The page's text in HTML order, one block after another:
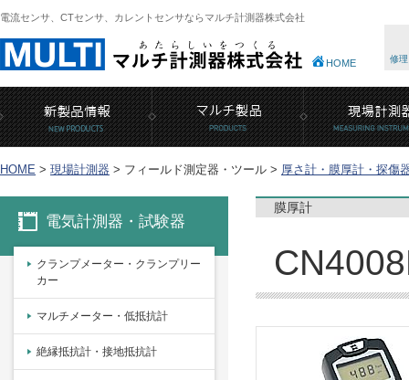
電流センサ、CTセンサ、カレントセンサならマルチ計測器株式会社
HOME 修
HOME > 現場計測器 > フィールド測定器・ツール > 厚さ計・膜厚計・探傷
電気計測器・試験器
クランプメーター・クランプリー
カー
マルチメーター・低抵抗計
絶縁抵抗計・接地抵抗計
膜厚計